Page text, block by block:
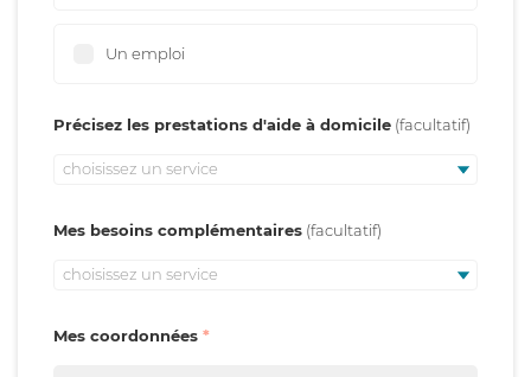
Un emploi
Précisez les prestations d'aide à domicile
choisissez un service
Mes besoins complémentaires
choisissez un service
Mes coordonnées